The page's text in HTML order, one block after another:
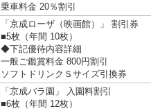
乗車料金 20％割引
「京成ローザ（映画館）」 割引券
■5枚（年間 10枚）
◆下記優待内容詳細
一般ご鑑賞料金 800円割引
ソフトドリンクＳサイズ引換券
「京成バラ園」 入園料割引
■6枚（年間 12枚）